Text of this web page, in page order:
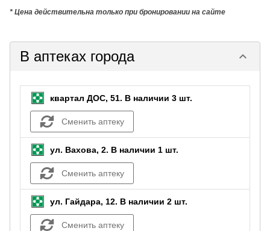
* Цена действительна только при бронировании на сайте
В аптеках города keyboard_arrow_down
квартал ДОС, 51. В наличии 3 шт.
Сменить аптеку
ул. Вахова, 2. В наличии 1 шт.
Сменить аптеку
ул. Гайдара, 12. В наличии 2 шт.
Сменить аптеку